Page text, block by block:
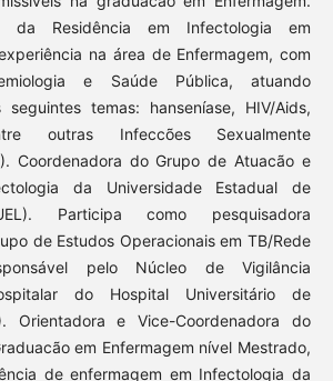
da Residência em Infectologia em
na área de Enfermagem, com
e Saúde Pública, atuando
seguintes temas: hanseníase, HIV/Aids,
outras Infeccões Sexualmente
Coordenadora do Grupo de Atuacão e
da Universidade Estadual de
Participa como pesquisadora
de Estudos Operacionais em TB/Rede
pelo Núcleo de Vigilância
do Hospital Universitário de
Orientadora e Vice-Coordenadora do
em Enfermagem nível Mestrado,
de enfermagem em Infectologia da